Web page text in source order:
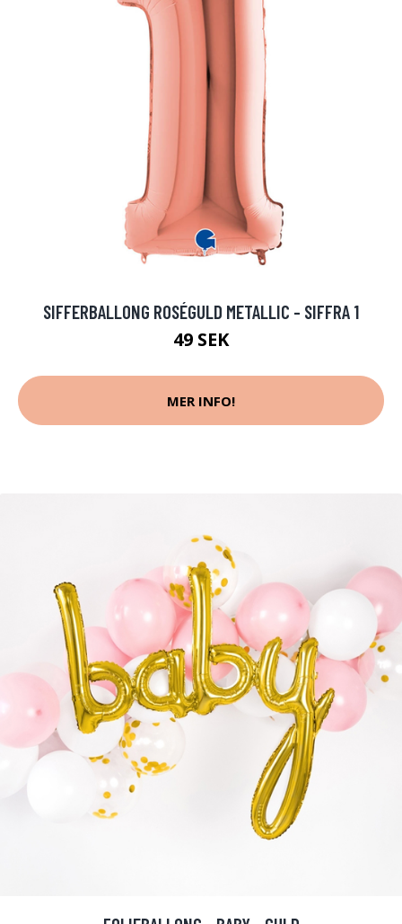
SIFFERBALLONG ROSÉGULD METALLIC - SIFFRA 1
49 SEK
MER INFO!